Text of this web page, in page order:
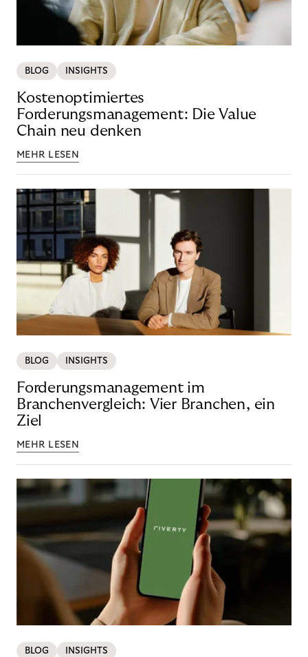
BLOG INSIGHTS
Kostenoptimiertes
Forderungsmanagement: Die Value
Chain neu denken
MEHR LESEN
BLOG INSIGHTS
Forderungsmanagement im
Branchenvergleich: Vier Branchen, ein
Ziel
MEHR LESEN
BLOG INSIGHTS